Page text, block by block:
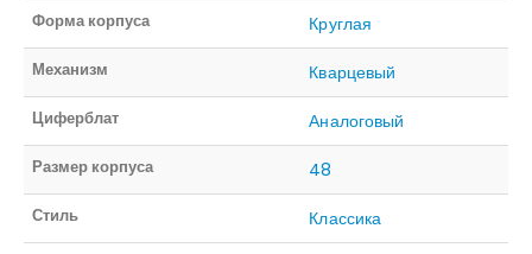
Форма корпуса Круглая
Механизм Кварцевый
Циферблат Аналоговый
Размер корпуса 48
Стиль Классика